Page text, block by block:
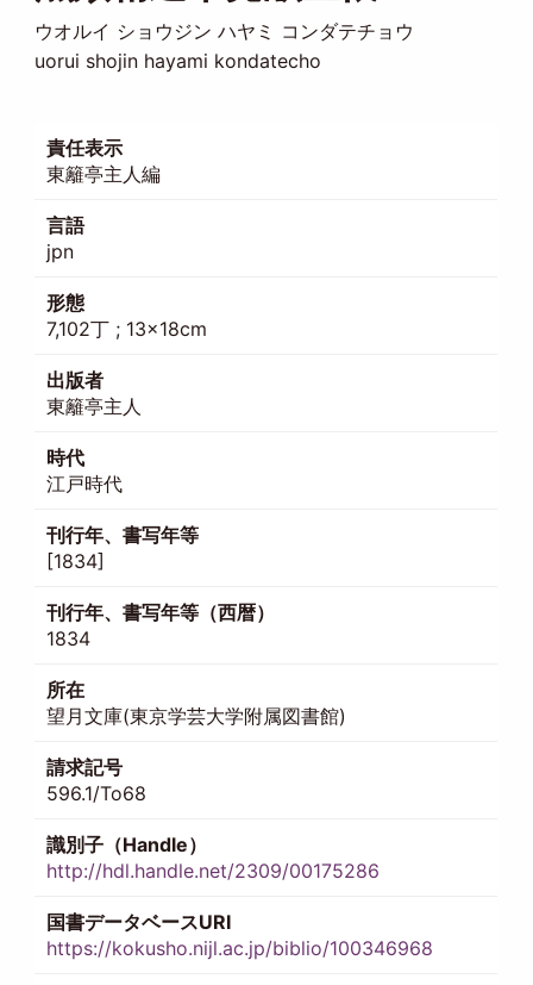
ウオルイ ショウジン ハヤミ コンダテチョウ
uorui shojin hayami kondatecho
責任表示
東籬亭主人編
言語
jpn
形態
7,102丁 ; 13×18cm
出版者
東籬亭主人
時代
江戸時代
刊行年、書写年等
[1834]
刊行年、書写年等（西暦）
1834
所在
望月文庫(東京学芸大学附属図書館)
請求記号
596.1/To68
識別子（Handle）
http://hdl.handle.net/2309/00175286
国書データベースURI
https://kokusho.nijl.ac.jp/biblio/100346968